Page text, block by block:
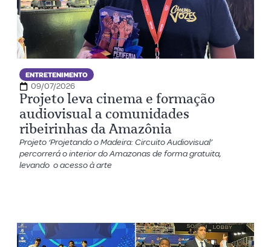
ENTRETENIMENTO
09/07/2026
Projeto leva cinema e formação
audiovisual a comunidades
ribeirinhas da Amazônia
Projeto ‘Projetando o Madeira: Circuito Audiovisual’
percorrerá o interior do Amazonas de forma gratuita,
levando o acesso à arte